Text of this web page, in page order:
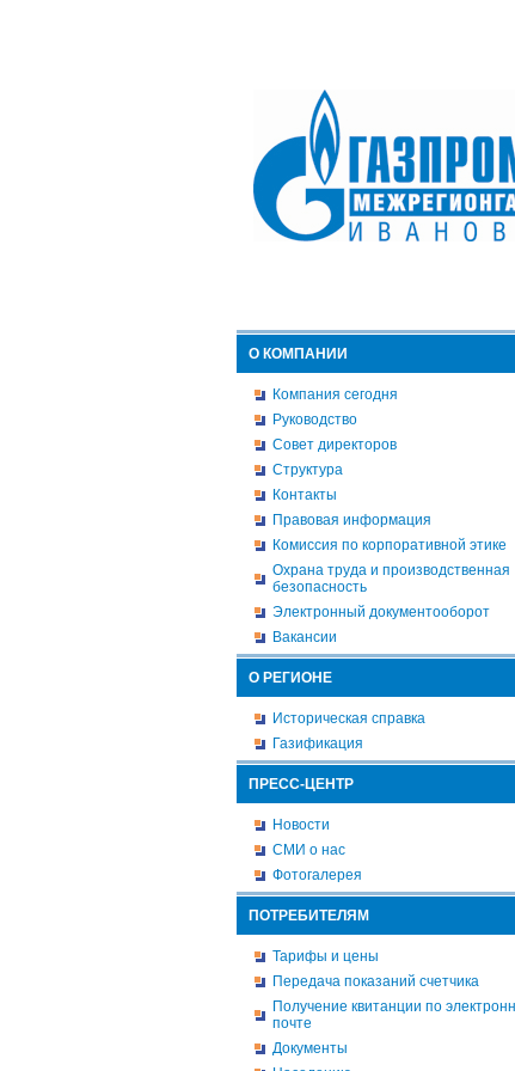
О КОМПАНИИ
Компания сегодня
Руководство
Совет директоров
Структура
Контакты
Правовая информация
Комиссия по корпоративной этике
Охрана труда и производственная
безопасность
Электронный документооборот
Вакансии
О РЕГИОНЕ
Историческая справка
Газификация
ПРЕСС-ЦЕНТР
Новости
СМИ о нас
Фотогалерея
ПОТРЕБИТЕЛЯМ
Тарифы и цены
Передача показаний счетчика
Получение квитанции по
почте
Документы